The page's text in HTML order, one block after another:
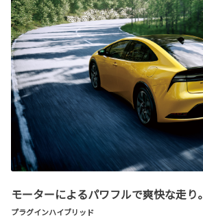
モーターによるパワフルで爽快な走り。
プラグインハイブリッド